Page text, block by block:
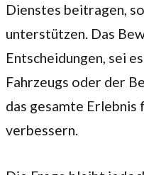
Dienstes beitragen,
unterstützen. Das
Entscheidungen, sei
Fahrzeugs oder der
das gesamte
verbessern.